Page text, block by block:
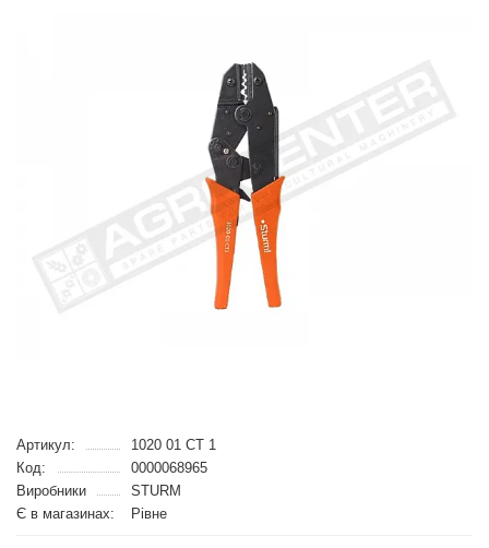
Артикул:
1020 01 CT 1
Код:
0000068965
Виробники
STURM
Є в магазинах:
Рівне